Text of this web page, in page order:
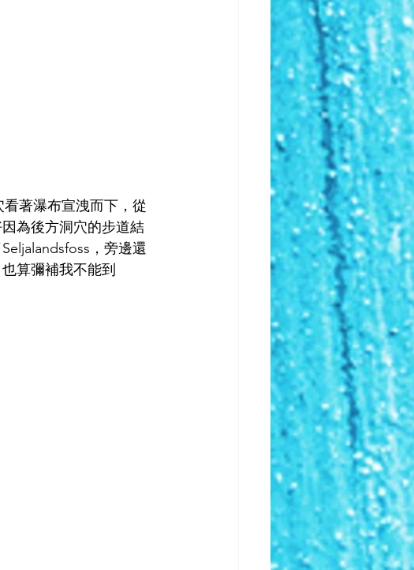
著瀑布宣洩而下，從
為後方洞穴的步道結
，旁邊還
算彌補我不能到